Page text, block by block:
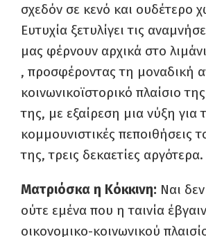
σχεδόν σε κενό και ουδέτερο
Ευτυχία ξετυλίγει τις
μας φέρνουν αρχικά στο
, προσφέροντας τη μοναδική
κοινωνικοϊστορικό πλαίσιο
της, με εξαίρεση μια νύξη για
κομμουνιστικές πεποιθήσεις
της, τρεις δεκαετίες αργότερα.
Ματριόσκα η Κόκκινη: Ναι
ούτε εμένα που η ταινία
οικονομικο-κοινωνικού